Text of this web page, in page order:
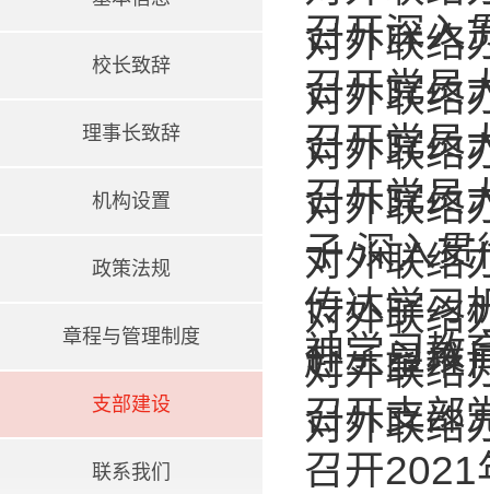
校长致辞
理事长致辞
机构设置
政策法规
章程与管理制度
支部建设
联系我们
召开深入
对外联络
召开党员
对外联络
召开党员
对外联络
召开党员
对外联络
子 深入
对外联络
传达学习
神学习教
对外联络
赴三星堆
对外联络
召开支部
对外联络
召开2021